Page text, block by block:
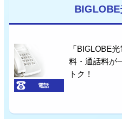
電話
BIGLOBE
「BIGLOBE
料・通話料が
トク！